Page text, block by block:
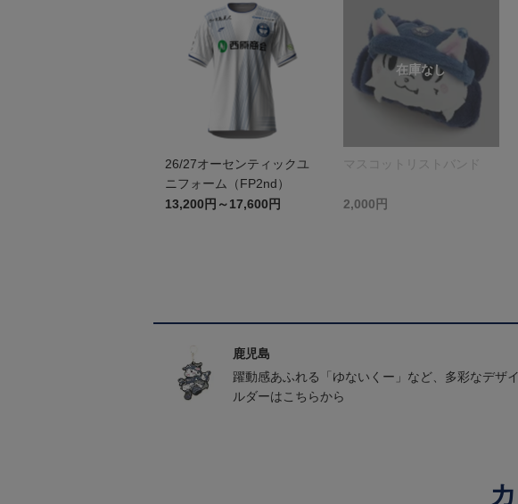
26/27オーセンティックユ
ニフォーム（FP2nd）
13,200円～17,600円
マスコットリストバンド
2,000円
鹿児島
躍動感あふれる「ゆないくー」など、多彩なデザ
ルダーはこちらから